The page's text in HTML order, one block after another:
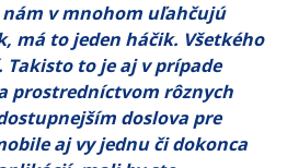
v mnohom uľahčujú
má to jeden háčik. Všetkého
to je aj v prípade
prostredníctvom rôznych
doslova pre
aj vy jednu či dokonca